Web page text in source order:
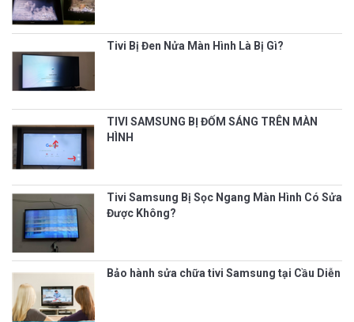
Tivi Bị Đen Nửa Màn Hình Là Bị Gì?
TIVI SAMSUNG BỊ ĐỐM SÁNG TRÊN MÀN
HÌNH
Tivi Samsung Bị Sọc Ngang Màn Hình Có Sửa
Được Không?
Bảo hành sửa chữa tivi Samsung tại Cầu Diễn